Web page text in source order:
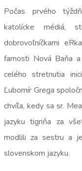
Počas prvého
katolícke médiá,
dobrovoľníčkami
farnosti Nová Baňa
celého stretnutia
Ľubomír Grega
chvíľa, kedy sa sr.
jazyku tigriňa za
modlili za sestru a
slovenskom jazyku.